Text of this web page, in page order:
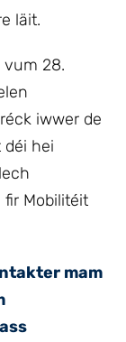
läit.
vum 28.
iwwer de
hei
Mobilitéit
mam